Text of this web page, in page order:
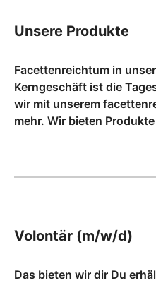
Unsere Produkte
Facettenreichtum in
Kerngeschäft ist die
wir mit unserem
mehr. Wir bieten
Volontär (m/w/d)
Das bieten wir dir Du